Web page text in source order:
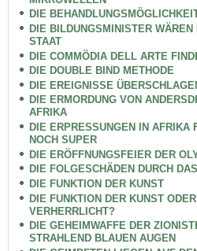
DIE
DIE BILDUNGSMINISTER
STAAT
DIE COMMÖDIA DELL ARTE
DIE DOUBLE BIND METHODE
DIE EREIGNISSE
DIE ERMORDUNG VON
AFRIKA
DIE ERPRESSUNGEN IN AFRIKA
NOCH SUPER
DIE ERÖFFNUNGSFEIER DER
DIE FOLGESCHÄDEN DURCH
DIE FUNKTION DER KUNST
DIE FUNKTION DER KUNST
VERHERRLICHT?
DIE GEHEIMWAFFE DER
STRAHLEND BLAUEN AUGEN